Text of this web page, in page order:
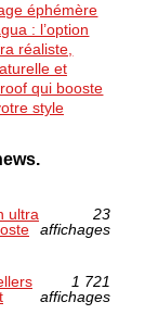
éphémère
: l’option
réaliste,
et
qui booste
style
ultra
23
affichages
1 721
affichages